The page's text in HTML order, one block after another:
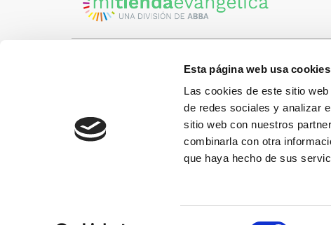
Esta página web usa cookies
Las cookies de este sitio
de redes sociales y analizar
sitio web con nuestros
combinarla con otra
que haya hecho de sus
Visita nuestra tienda
Metro: ¿Cómo llegar?
• Encants (L2) - a 1 calle
• Glòries (L1) - a 3 calles
• Sagrada Familia (L2, L5) - a 6
¿Tienes
Llámanos y
gusto.